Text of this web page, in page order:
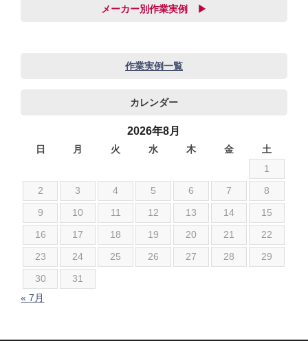
メーカー別作業実例 ▶
アルファロメオ
シボレー
ジャガー
スズキ
ダイハツ
テスラ
トヨタ
作業実例一覧
カレンダー
2026年8月
日 月 火 水 木 金
土
1
2
3 4 5 6 7
8
9
10 11 12 13 14
15
16
17 18 19 20 21
22
23
24 25 26 27 28
29
30
31
« 7月